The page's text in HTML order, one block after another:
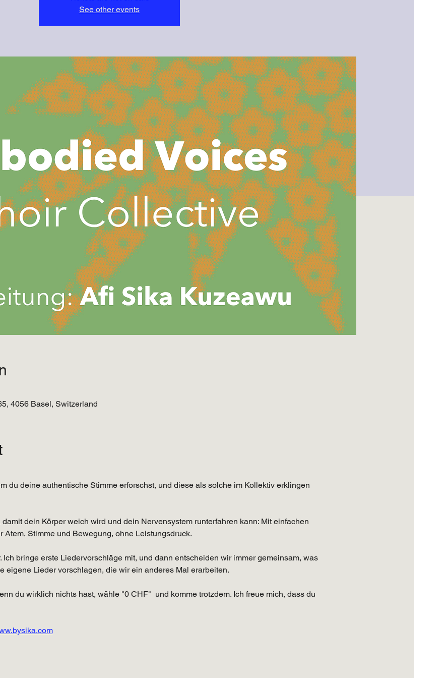
See other events
4056 Basel, Switzerland
du deine authentische Stimme erforschst, und diese als solche im Kollektiv erklingen
dein Körper weich wird und dein Nervensystem runterfahren kann: Mit einfachen
Atem, Stimme und Bewegung, ohne Leistungsdruck.
Ich bringe erste Liedervorschläge mit, und dann entscheiden wir immer gemeinsam, was
eigene Lieder vorschlagen, die wir ein anderes Mal erarbeiten.
du wirklich nichts hast, wähle "0 CHF"  und komme trotzdem. Ich freue mich, dass du